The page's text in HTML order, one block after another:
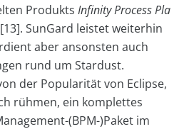
Produkts Infinity Process Pla
SunGard leistet weiterhin
aber ansonsten auch
rund um Stardust.
der Popularität von Eclipse,
rühmen, ein komplettes
(BPM-)Paket im